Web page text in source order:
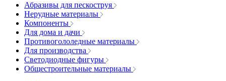
Абразивы для пескоструя
Нерудные материалы
Компоненты
Для дома и дачи
Противогололедные материалы
Для производства
Светодиодные фигуры
Общестроительные материалы